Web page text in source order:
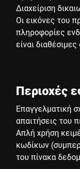
Διαχείριση
Οι εικόνες του
πληροφορίες
είναι
Περιοχές
Επαγγελματική
απαιτήσεις του
Απλή χρήση
κωδίκων
του πίνακα